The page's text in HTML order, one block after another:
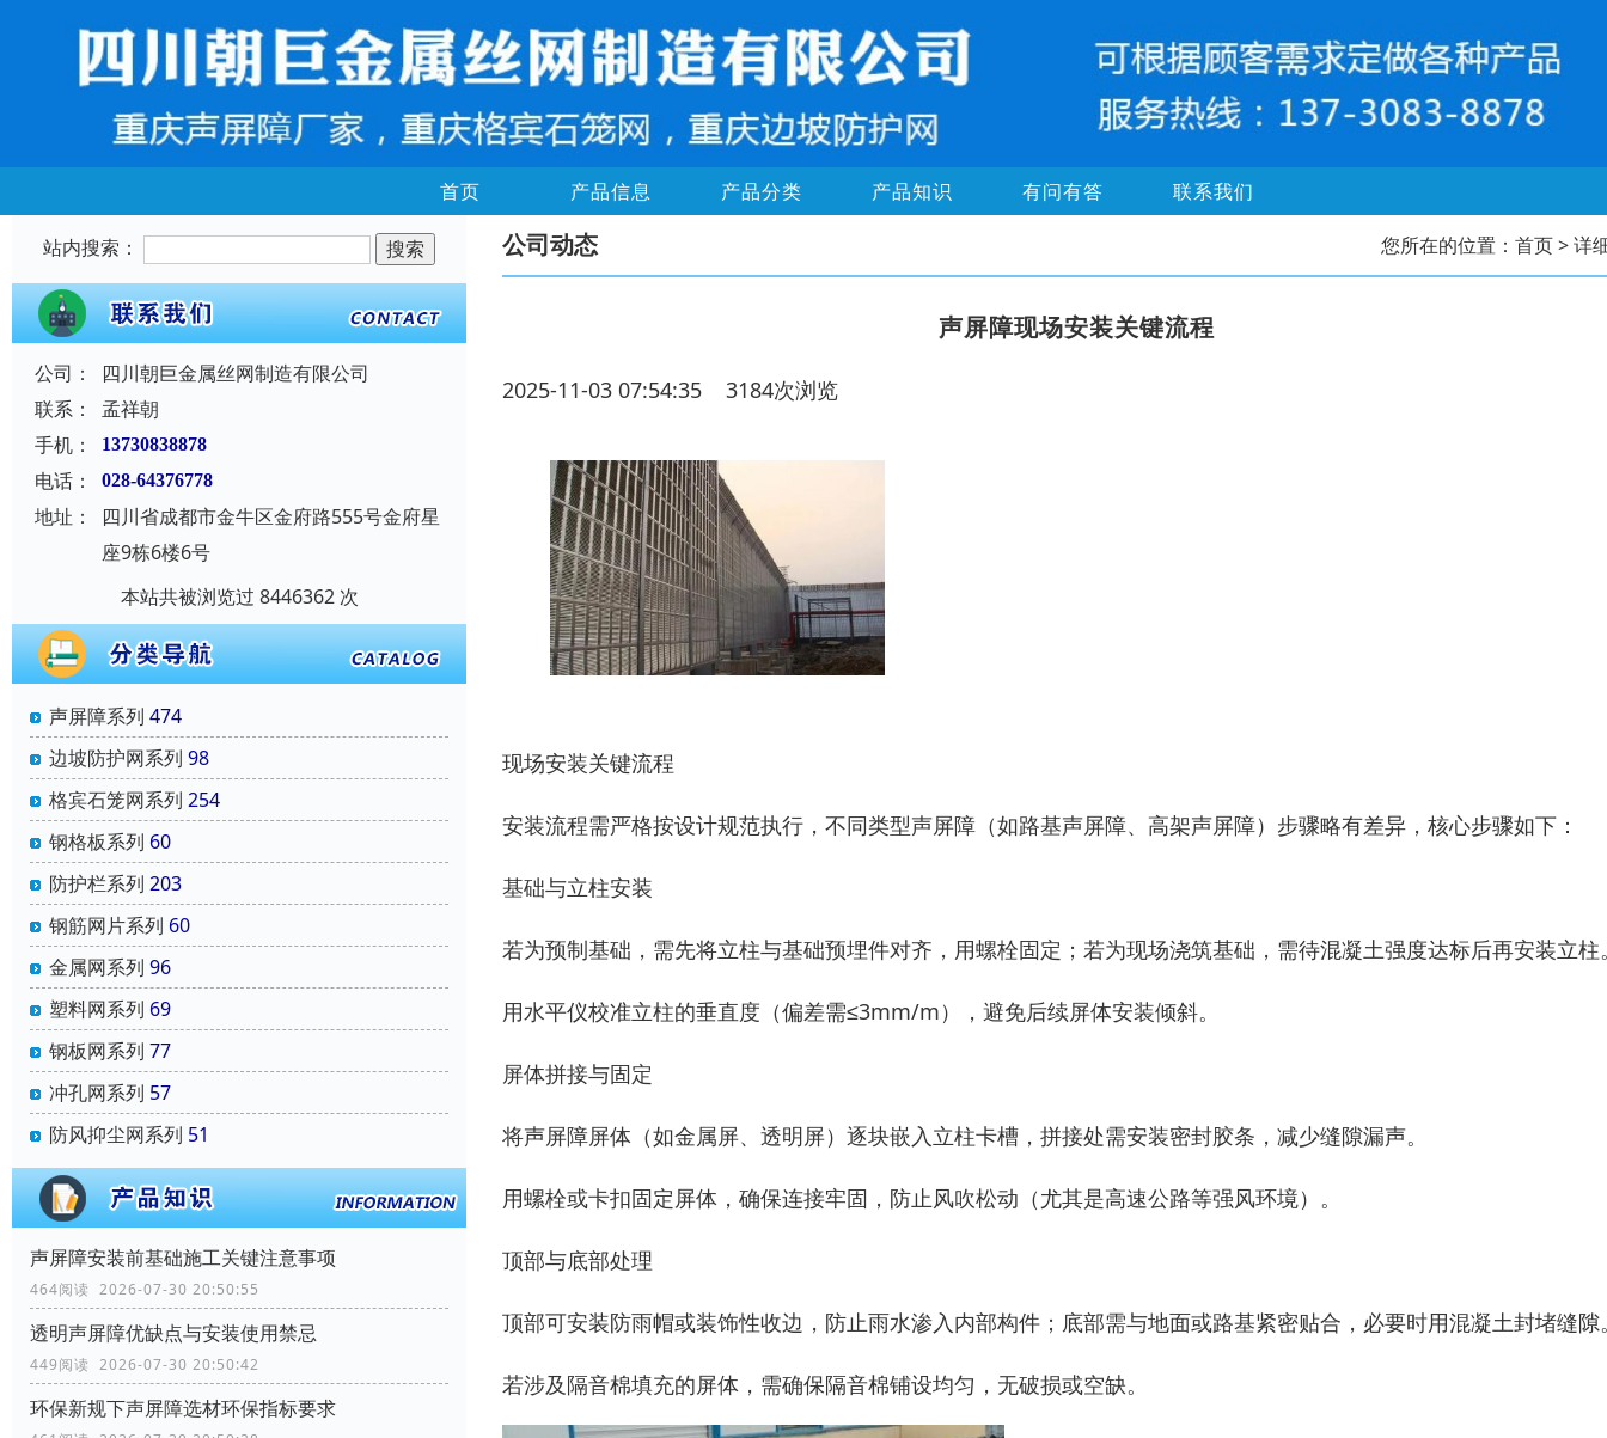
首页 产品信息 产品分类 产品知识 有问有答 联系我们
站内搜索：
公司：
四川朝巨金属丝网制造有限公司
联系：
孟祥朝
手机：
13730838878
电话： 028-64376778
地址：
四川省成都市金牛区金府路555号金府星
座9栋6楼6号
本站共被浏览过 8446362 次
声屏障系列 474
边坡防护网系列 98
格宾石笼网系列 254
钢格板系列 60
防护栏系列 203
钢筋网片系列 60
金属网系列 96
塑料网系列 69
钢板网系列 77
冲孔网系列 57
防风抑尘网系列 51
声屏障安装前基础施工关键注意事项
464阅读 2026-07-30 20:50:55
透明声屏障优缺点与安装使用禁忌
449阅读 2026-07-30 20:50:42
环保新规下声屏障选材环保指标要求
公司动态 您所在的位置： 首页> 详
声屏障现场安装关键流程
2025-11-03 07:54:35 3184次浏览
现场安装关键流程
安装流程需严格按设计规范执行，不同类型声屏障（如路基声屏障、高架声屏障）步骤略有差异，核心步骤如下：
基础与立柱安装
若为预制基础，需先将立柱与基础预埋件对齐，用螺栓固定；若为现场浇筑基础，需待混凝土强度达标后再安装立柱
用水平仪校准立柱的垂直度（偏差需≤3mm/m），避免后续屏体安装倾斜。
屏体拼接与固定
将声屏障屏体（如金属屏、透明屏）逐块嵌入立柱卡槽，拼接处需安装密封胶条，减少缝隙漏声。
用螺栓或卡扣固定屏体，确保连接牢固，防止风吹松动（尤其是高速公路等强风环境）。
顶部与底部处理
顶部可安装防雨帽或装饰性收边，防止雨水渗入内部构件；底部需与地面或路基紧密贴合，必要时用混凝土封堵缝隙
若涉及隔音棉填充的屏体，需确保隔音棉铺设均匀，无破损或空缺。